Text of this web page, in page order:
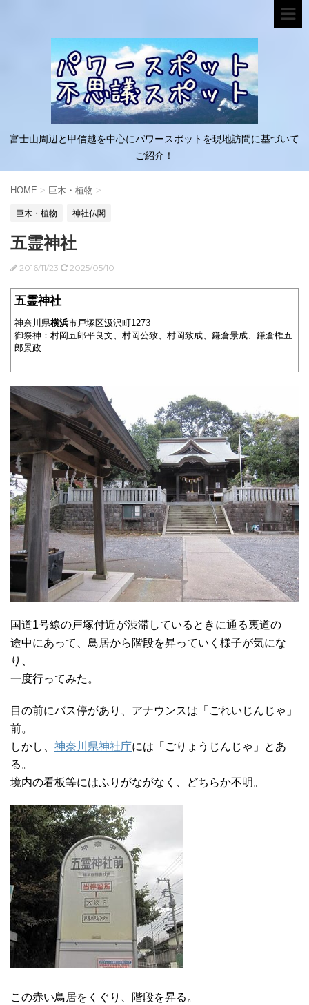
富士山周辺と甲信越を中心にパワースポットを現地訪問に基づいて
ご紹介！
HOME > 巨木・植物 >
巨木・植物 神社仏閣
五霊神社
2016/11/23 2025/05/10
五霊神社
神奈川県横浜市戸塚区汲沢町1273
御祭神：村岡五郎平良文、村岡公致、村岡致成、鎌倉景成、鎌倉権五
郎景政
国道1号線の戸塚付近が渋滞しているときに通る裏道の
途中にあって、鳥居から階段を昇っていく様子が気にな
り、
一度行ってみた。
目の前にバス停があり、アナウンスは「ごれいじんじゃ」
前。
しかし、 神奈川県神社庁には「ごりょうじんじゃ」とあ
る。
境内の看板等にはふりがながなく、どちらか不明。
この赤い鳥居をくぐり、階段を昇る。